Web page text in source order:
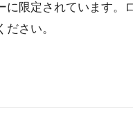
に限定されています。
さい。